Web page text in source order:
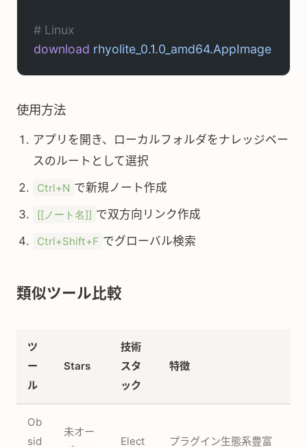
# Linux
download rhyolite_0.1.0_amd64.AppImage
使用方法
アプリを開き、ローカルフォルダをナレッジベー
スのルートとして選択
Ctrl+N で新規ノート作成
[[ノート名]] で双方向リンク作成
Ctrl+Shift+F でグローバル検索
類似ツール比較
ツ
ー
ル
Stars
技術
スタ
ック
特徴
Ob
sid
未オー
Elect
プラグイン生態系豊富